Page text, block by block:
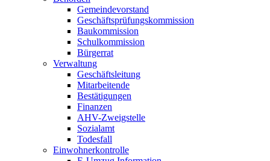
Gemeindevorstand
Geschäftsprüfungskommission
Baukommission
Schulkommission
Bürgerrat
Verwaltung
Geschäftsleitung
Mitarbeitende
Bestätigungen
Finanzen
AHV-Zweigstelle
Sozialamt
Todesfall
Einwohnerkontrolle